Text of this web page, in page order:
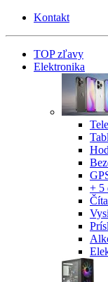
Kontakt
TOP zľavy
Elektronika
+ 5